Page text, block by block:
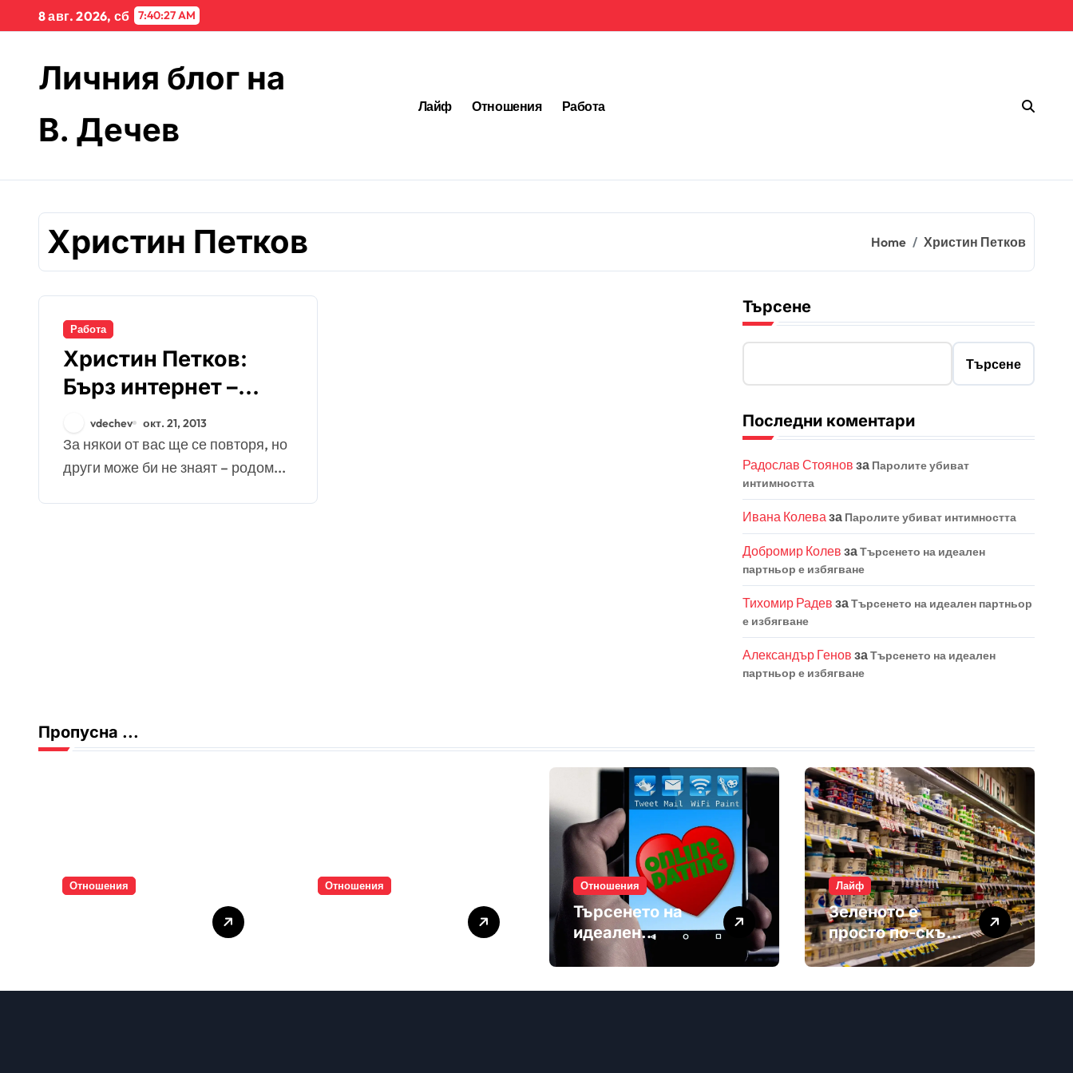
8 авг. 2026, сб 7:40:27 AM
Личния блог на
В. Дечев
Лайф Отношения Работа
Христин Петков Home Христин Петков
Работа
Христин Петков:
Бърз интернет –
вече и на село
vdechev окт. 21, 2013
За някои от вас ще се повторя, но
други може би не знаят – родом...
Търсене
Търсене
Последни коментари
Радослав Стоянов за Паролите убиват
интимността
Ивана Колеваза Паролите убиват интимността
Добромир Колев заТърсенето на идеален
партньор е избягване
Тихомир Радев заТърсенето на идеален партньор
е избягване
Александър Генов заТърсенето на идеален
партньор е избягване
Пропусна ...
Отношения Отношения Отношения
Търсенето на
идеален
партньор е
Лайф
Зеленото е
просто по-скъп
маркетинг